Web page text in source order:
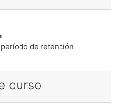
de retención
curso